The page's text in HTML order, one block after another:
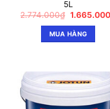
5L
2.774.000₫ Giá
là:
1.665.000
MUA HÀNG